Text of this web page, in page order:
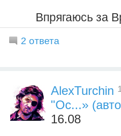
Впрягаюсь за
2 ответа
AlexTurchin
"Ос...»
16.08